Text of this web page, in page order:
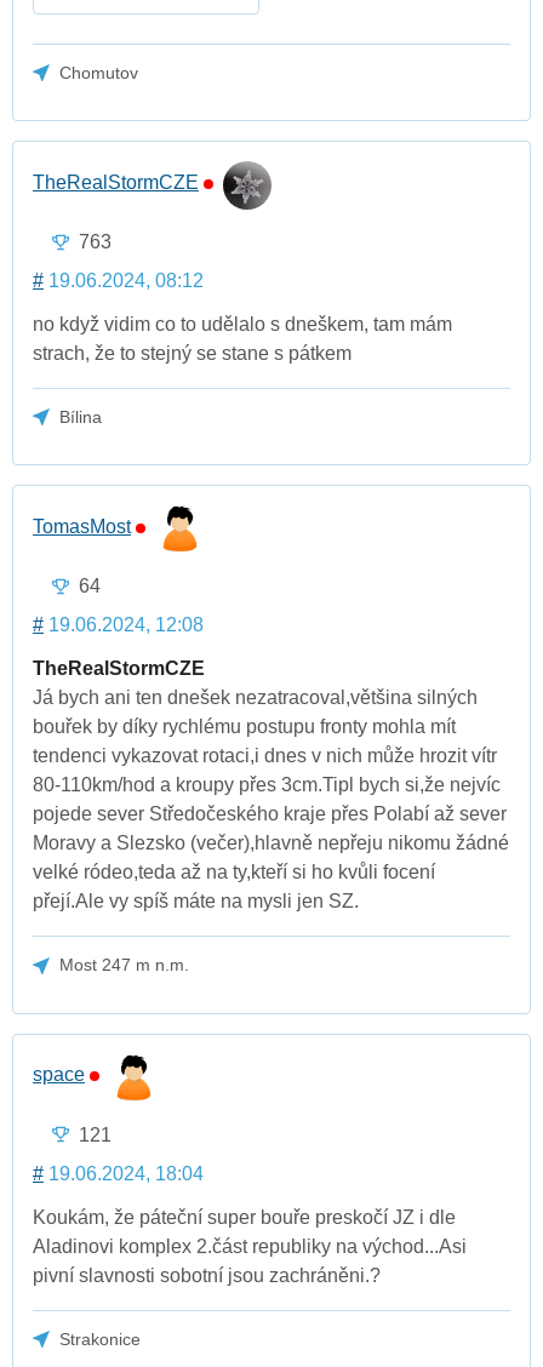
Chomutov
TheRealStormCZE
763
# 19.06.2024, 08:12
no když vidim co to udělalo s dneškem, tam mám
strach, že to stejný se stane s pátkem
Bílina
TomasMost
64
# 19.06.2024, 12:08
TheRealStormCZE
Já bych ani ten dnešek nezatracoval,většina silných
bouřek by díky rychlému postupu fronty mohla mít
tendenci vykazovat rotaci,i dnes v nich může hrozit vítr
80-110km/hod a kroupy přes 3cm.Tipl bych si,že nejvíc
pojede sever Středočeského kraje přes Polabí až sever
Moravy a Slezsko (večer),hlavně nepřeju nikomu žádné
velké ródeo,teda až na ty,kteří si ho kvůli focení
přejí.Ale vy spíš máte na mysli jen SZ.
Most 247 m n.m.
space
121
# 19.06.2024, 18:04
Koukám, že páteční super bouře preskočí JZ i dle
Aladinovi komplex 2.část republiky na východ...Asi
pivní slavnosti sobotní jsou zachráněni.?
Strakonice